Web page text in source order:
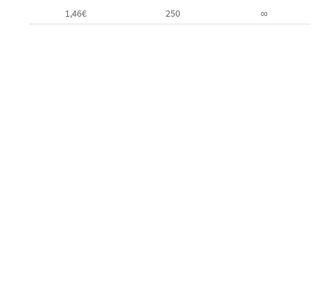
1,46€ 250 ∞